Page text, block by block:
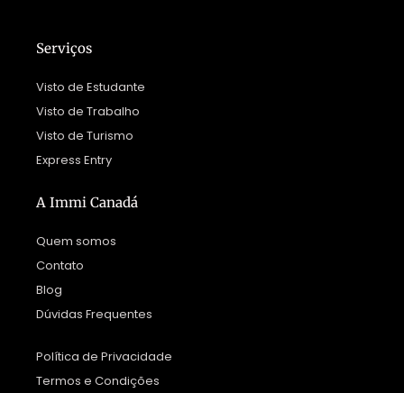
Serviços
Visto de Estudante
Visto de Trabalho
Visto de Turismo
Express Entry
A Immi Canadá
Quem somos
Contato
Blog
Dúvidas Frequentes
Política de Privacidade
Termos e Condições